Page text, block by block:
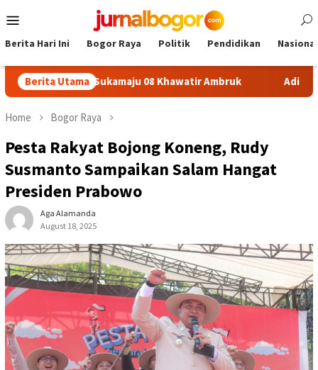
to
Menu
Berita Hari Ini Bogor Raya Politik Pendidikan Nasional
Berita Utama
SDN Sukamaju 08 Khawatir Ambruk Adira Expo
Home Bogor Raya
Pesta Rakyat Bojong Koneng, Rudy
Susmanto Sampaikan Salam Hangat
Presiden Prabowo
Aga Alamanda
August 18, 2025